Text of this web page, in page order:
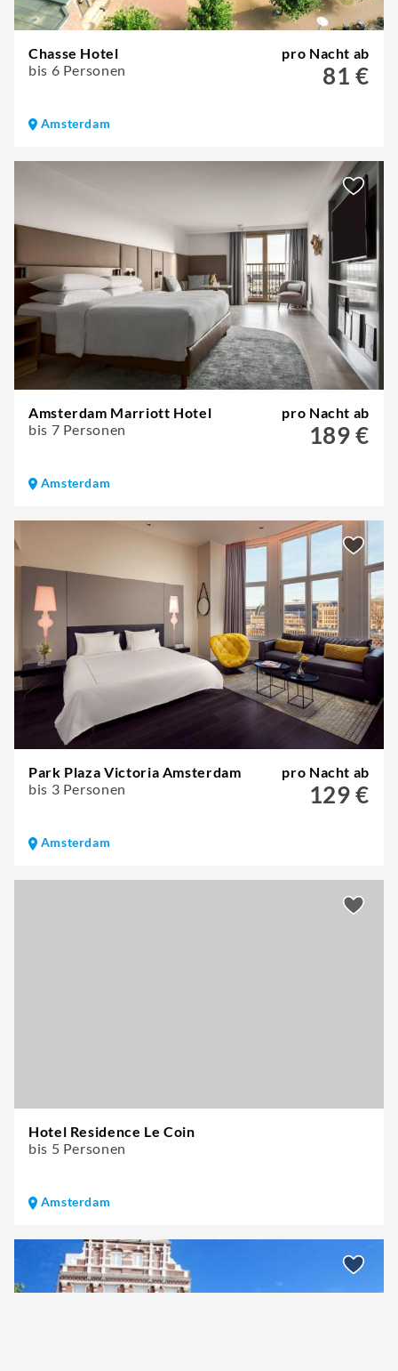
Chasse Hotel
bis 6 Personen
pro Nacht ab
81 €
Amsterdam
Amsterdam Marriott Hotel
bis 7 Personen
pro Nacht ab
189 €
Amsterdam
Park Plaza Victoria Amsterdam
bis 3 Personen
pro Nacht ab
129 €
Amsterdam
Hotel Residence Le Coin
bis 5 Personen
Amsterdam